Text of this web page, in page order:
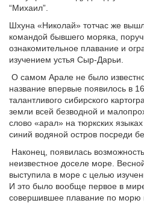
“Михаил”.
Шхуна «Николай» тотчас же
командой бывшего моряка,
ознакомительное плавание и
изучением устья Сыр-Дарьи.
О самом Арале не было
название впервые появилось в
талантливого сибирского
земли всей безводной и
слово «арал» на тюркских
синий водяной остров посреди
Наконец, появилась
неизвестное доселе море.
выступила в море с целью
И это было вообще первое в
совершившее плавание по морю